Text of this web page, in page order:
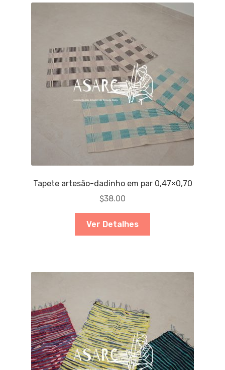
Tapete artesão-dadinho em par 0,47×0,70
$38.00
Ver Detalhes